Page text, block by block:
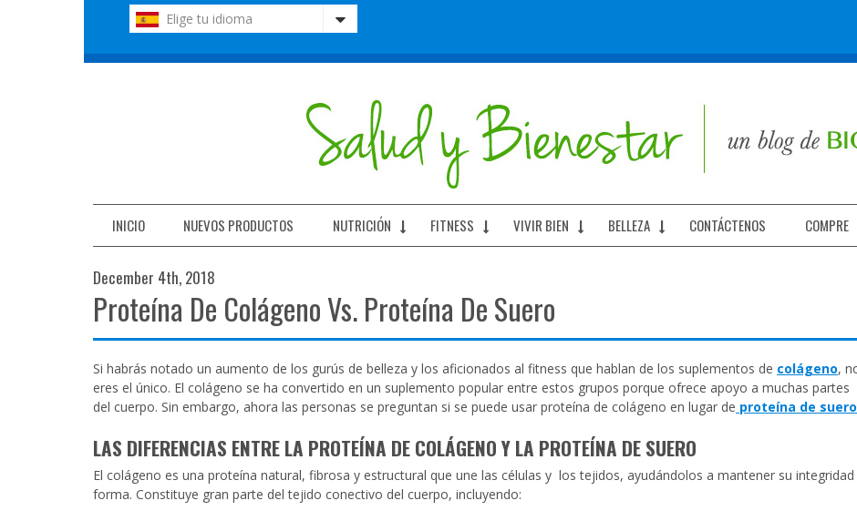
Elige tu idioma
INICIO NUEVOS PRODUCTOS NUTRICIÓN FITNESS VIVIR BIEN BELLEZA CONTÁCTENOS COMPRE
December 4th, 2018
Proteína De Colágeno Vs. Proteína De Suero
Si habrás notado un aumento de los gurús de belleza y los aficionados al fitness que hablan de los suplementos de colágeno,
eres el único. El colágeno se ha convertido en un suplemento popular entre estos grupos porque ofrece apoyo a muchas partes
del cuerpo. Sin embargo, ahora las personas se preguntan si se puede usar proteína de colágeno en lugar de proteína de suero
LAS DIFERENCIAS ENTRE LA PROTEÍNA DE COLÁGENO Y LA PROTEÍNA DE SUERO
El colágeno es una proteína natural, fibrosa y estructural que une las células y los tejidos, ayudándolos a mantener su integridad
forma. Constituye gran parte del tejido conectivo del cuerpo, incluyendo: